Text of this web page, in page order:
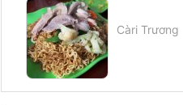
Càri Trương